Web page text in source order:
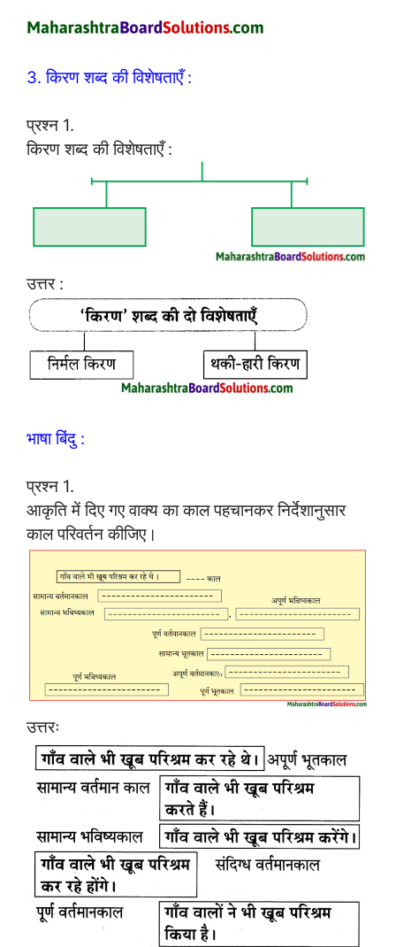
3. किरण शब्द की विशेषताएँ :
प्रश्न 1.
किरण शब्द की विशेषताएँ :
उत्तर :
भाषा बिंदु :
प्रश्न 1.
आकृति में दिए गए वाक्य का काल पहचानकर निर्देशानुसार
काल परिवर्तन कीजिए।
उत्तरः